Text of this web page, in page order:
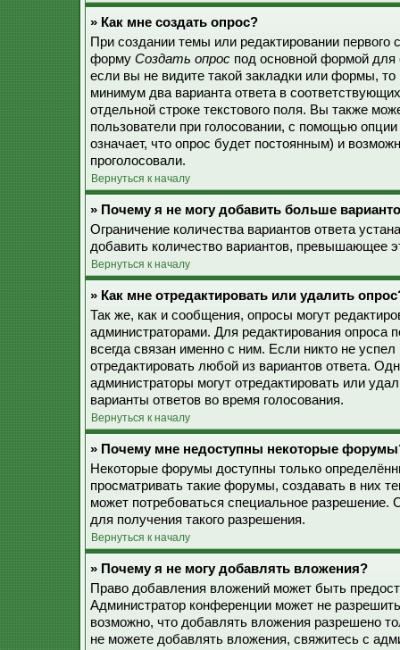
» Как мне создать опрос?
При создании темы или редактировании
форму Создать опрос под основной формой для
если вы не видите такой закладки или формы,
минимум два варианта ответа в
отдельной строке текстового поля. Вы также
пользователи при голосовании, с помощью
означает, что опрос будет постоянным) и
проголосовали.
Вернуться к началу
» Почему я не могу добавить больше
Ограничение количества вариантов ответа
добавить количество вариантов, превышающее
Вернуться к началу
» Как мне отредактировать или удалить
Так же, как и сообщения, опросы могут
администраторами. Для редактирования опроса
всегда связан именно с ним. Если никто не
отредактировать любой из вариантов ответа.
администраторы могут отредактировать или
варианты ответов во время голосования.
Вернуться к началу
» Почему мне недоступны некоторые
Некоторые форумы доступны только
просматривать такие форумы, создавать в них
может потребоваться специальное
для получения такого разрешения.
Вернуться к началу
» Почему я не могу добавлять вложения?
Право добавления вложений может быть
Администратор конференции может не
возможно, что добавлять вложения разрешено
не можете добавлять вложения, свяжитесь с